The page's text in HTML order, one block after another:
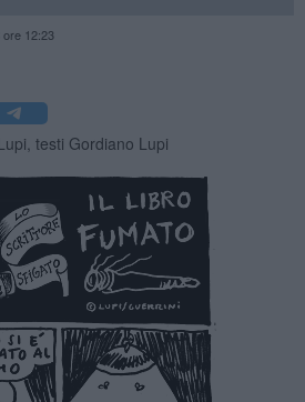
ore 12:23
testi Gordiano Lupi